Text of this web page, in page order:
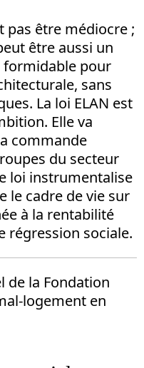
pas être médiocre ;
être aussi un
formidable pour
sans
La loi ELAN est
Elle va
commande
du secteur
loi instrumentalise
le cadre de vie sur
à la rentabilité
régression sociale.
de la Fondation
logement en